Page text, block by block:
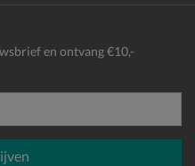
en ontvang €10,-